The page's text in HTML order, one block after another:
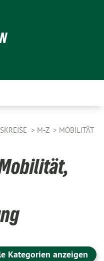
M-Z MOBILITÄT
Kategorien anzeigen